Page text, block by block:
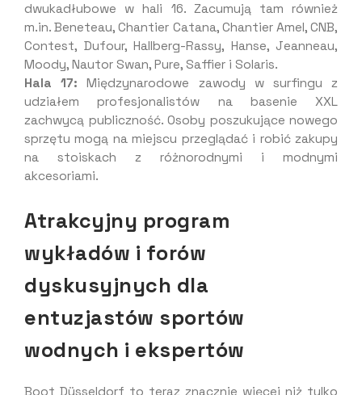
dwukadłubowe w hali 16. Zacumują tam również
m.in. Beneteau, Chantier Catana, Chantier Amel, CNB,
Contest, Dufour, Hallberg-Rassy, Hanse, Jeanneau,
Moody, Nautor Swan, Pure, Saffier i Solaris.
Hala 17: Międzynarodowe zawody w surfingu z
udziałem profesjonalistów na basenie XXL
zachwycą publiczność. Osoby poszukujące nowego
sprzętu mogą na miejscu przeglądać i robić zakupy
na stoiskach z różnorodnymi i modnymi
akcesoriami.
Atrakcyjny program
wykładów i forów
dyskusyjnych dla
entuzjastów sportów
wodnych i ekspertów